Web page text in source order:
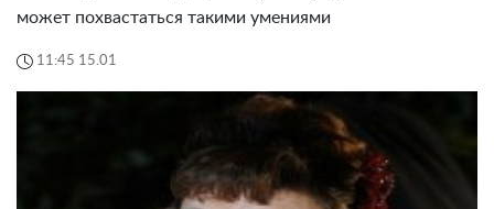
может похвастаться такими умениями
11:45 15.01